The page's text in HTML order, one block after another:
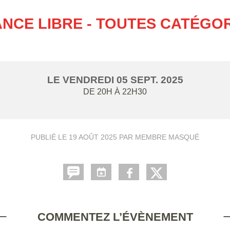
LIBRE - TOUTES
LE VENDREDI 05 SEPT. 2025
DE 20H À 22H30
PUBLIÉ LE 19 AOÛT 2025 PAR MEMBRE MASQUÉ
COMMENTEZ L’ÉVÈNEMENT